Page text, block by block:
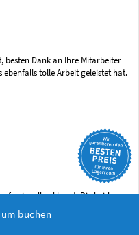
besten Dank an Ihre Mitarbeiter
tolle Arbeit geleistet hat.
geklappt. Die beiden
Kompliment an die beiden!
buchen